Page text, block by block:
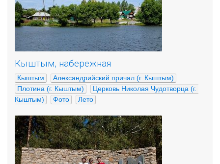
Кыштым, набережная
Кыштым
Александрийский причал (г. Кыштым)
Плотина (г. Кыштым)
Церковь Николая Чудотворца (г.
Кыштым)
Фото Лето